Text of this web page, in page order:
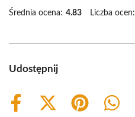
Średnia ocena: 4.83 Liczba ocen:
Udostępnij
Share
Share
Share
Share